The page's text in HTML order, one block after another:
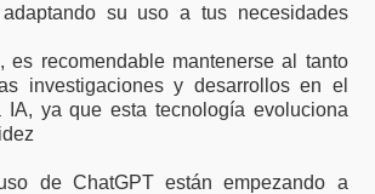
su uso a tus necesidades
es recomendable mantenerse al tanto
investigaciones y desarrollos en el
IA, ya que esta tecnología evoluciona
de ChatGPT están empezando a